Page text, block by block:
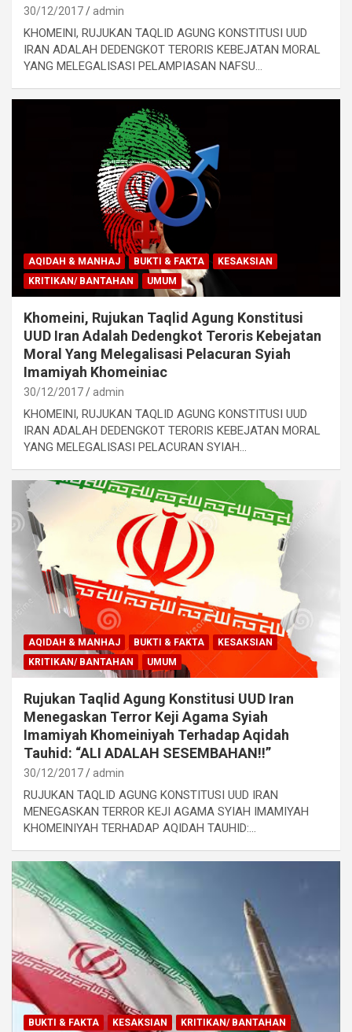
30/12/2017 admin
KHOMEINI, RUJUKAN TAQLID AGUNG KONSTITUSI UUD
IRAN ADALAH DEDENGKOT TERORIS KEBEJATAN MORAL
YANG MELEGALISASI PELAMPIASAN NAFSU…
AQIDAH & MANHAJ BUKTI & FAKTA
KESAKSIAN
KRITIKAN/ BANTAHAN
UMUM
Khomeini, Rujukan Taqlid Agung Konstitusi
UUD Iran Adalah Dedengkot Teroris Kebejatan
Moral Yang Melegalisasi Pelacuran Syiah
Imamiyah Khomeiniac
30/12/2017 admin
KHOMEINI, RUJUKAN TAQLID AGUNG KONSTITUSI UUD
IRAN ADALAH DEDENGKOT TERORIS KEBEJATAN MORAL
YANG MELEGALISASI PELACURAN SYIAH…
AQIDAH & MANHAJ BUKTI & FAKTA
KESAKSIAN
KRITIKAN/ BANTAHAN
UMUM
Rujukan Taqlid Agung Konstitusi UUD Iran
Menegaskan Terror Keji Agama Syiah
Imamiyah Khomeiniyah Terhadap Aqidah
Tauhid: “ALI ADALAH SESEMBAHAN!!”
30/12/2017 admin
RUJUKAN TAQLID AGUNG KONSTITUSI UUD IRAN
MENEGASKAN TERROR KEJI AGAMA SYIAH IMAMIYAH
KHOMEINIYAH TERHADAP AQIDAH TAUHID:…
BUKTI & FAKTA KESAKSIAN
KRITIKAN/ BANTAHAN